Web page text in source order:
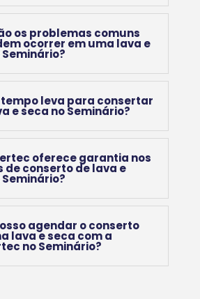
os problemas comuns
ocorrer em uma lava e
leva para consertar
e seca no Seminário?
oferece garantia nos
de conserto de lava e
agendar o conserto
lava e seca com a
no Seminário?